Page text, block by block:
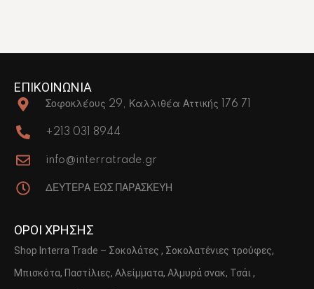
ΕΠΙΚΟΙΝΩΝΙΑ
Σοφοκλέους 29, Καλλιθέα Αττικής 176 71
+213 031 8944
info@interratrade.gr
ΔΕΥΤΕΡΑ ΕΩΣ ΠΑΡΑΣΚΕΥΗ
ΟΡΟΙ ΧΡΗΣΗΣ
Shop Interra Trade – Σοκολάτες , Σοκολατένιες τρούφες,
Μπισκότα, Παστίλιες, Αλείμματα, Αλμυρά σνακ, Τσάι ,